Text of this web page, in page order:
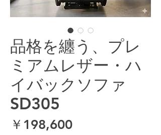
品格を纏う、プレ
ミアムレザー・ハ
イバックソファ
SD305
￥198,600価格